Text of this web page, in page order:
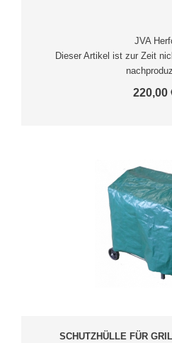
JVA
Dieser Artikel ist zur Zeit
220,00
SCHUTZHÜLLE FÜR